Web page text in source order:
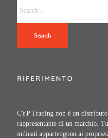
Search
RIFERIMENTO
CYP Trading non é un
rappresentante di un marchio.
indicati appartengono ai